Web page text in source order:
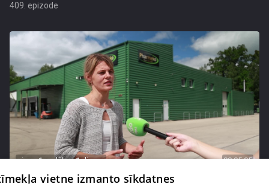
409. epizode
pirms 1 nedēļas, 1 dienas 00:05:05
Melleņu zelta drudzis: kas nosaka iepirkuma
vietne izmanto sīkdatnes